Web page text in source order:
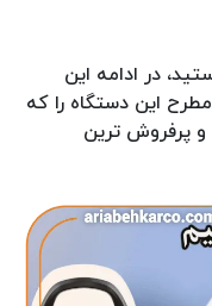
در ادامه این
قصد داریم تا 3 مدل مطرح این دستگاه را که
و پرفروش ترین